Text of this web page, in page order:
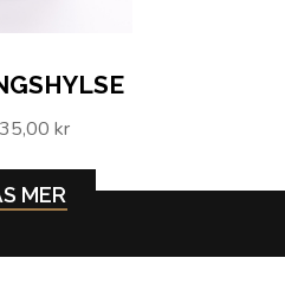
kr
MER